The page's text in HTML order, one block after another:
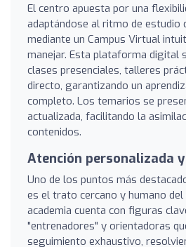
El centro apuesta por una
adaptándose al ritmo de estudio
mediante un Campus Virtual
manejar. Esta plataforma digital
clases presenciales, talleres
directo, garantizando un
completo. Los temarios se
actualizada, facilitando la
contenidos.
Atención personalizada
Uno de los puntos más
es el trato cercano y humano del
academia cuenta con figuras
"entrenadores" y orientadoras
seguimiento exhaustivo,